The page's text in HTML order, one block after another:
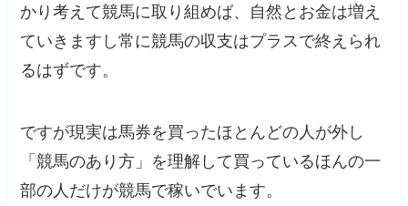
かり考えて競馬に取り組めば、自然とお金は増え
ていきますし常に競馬の収支はプラスで終えられ
るはずです。
ですが現実は馬券を買ったほとんどの人が外し
「競馬のあり方」を理解して買っているほんの一
部の人だけが競馬で稼いでいます。